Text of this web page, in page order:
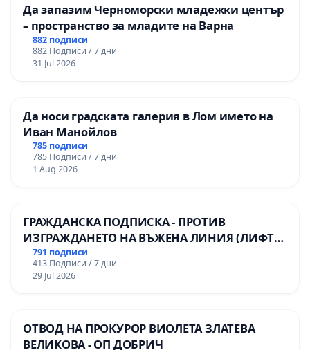
Да запазим Черноморски младежки център
– пространство за младите на Варна
882 подписи
882 Подписи / 7 дни
31 Jul 2026
Да носи градската галерия в Лом името на
Иван Манойлов
785 подписи
785 Подписи / 7 дни
1 Aug 2026
ГРАЖДАНСКА ПОДПИСКА - ПРОТИВ
ИЗГРАЖДАНЕТО НА ВЪЖЕНА ЛИНИЯ (ЛИФТ)
НА ТЕРИТОРИЯТА НА ПРИРОДНА
ЗАБЕЛЕЖИТЕЛНОСТ „ХЪЛМ НА
ОСВОБОДИТЕЛИТЕ“ (БУНАРДЖИК)
791 подписи
413 Подписи / 7 дни
29 Jul 2026
ОТВОД НА ПРОКУРОР ВИОЛЕТА ЗЛАТЕВА
ВЕЛИКОВА - ОП ДОБРИЧ